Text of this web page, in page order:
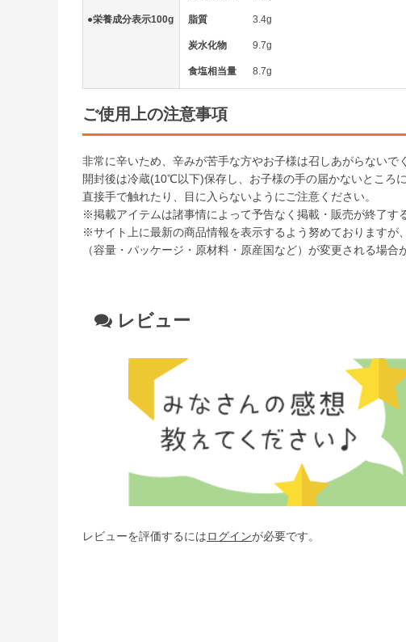
●栄養成分表示100g 脂質 3.4g
炭水化物 9.7g
食塩相当量 8.7g
ご使用上の注意事項
非常に辛いため、辛みが苦手な方やお子様は召しあがらないで
開封後は冷蔵(10℃以下)保存し、お子様の手の届かないところに
直接手で触れたり、目に入らないようにご注意ください。
※掲載アイテムは諸事情によって予告なく掲載・販売が終了す
※サイト上に最新の商品情報を表示するよう努めておりますが
（容量・パッケージ・原材料・原産国など）が変更される場合
レビュー
レビューを評価するにはログインが必要です。